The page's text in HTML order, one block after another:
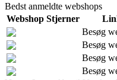
Bedst anmeldte webshops
Webshop Stjerner
Besøg
Besøg
Besøg
Besøg